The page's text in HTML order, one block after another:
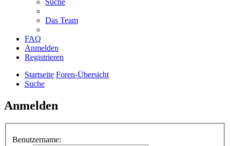
Suche
Das Team
FAQ
Anmelden
Registrieren
Startseite Foren-Übersicht
Suche
Anmelden
Benutzername: